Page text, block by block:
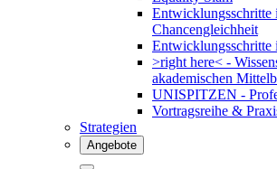
Entwicklungsschritte
Chancengleichheit
Entwicklungsschritte
>right here< -
akademischen
UNISPITZEN -
Vortragsreihe &
Strategien
Angebote